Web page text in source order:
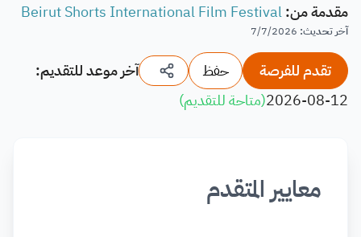
مقدمة من:
Beirut Shorts International Film Festival
آخر تحديث:
7/7/2026
تقدم للفرصة حفظ
آخر موعد للتقديم:
2026-08-12
(متاحة للتقديم)
معايير المتقدم